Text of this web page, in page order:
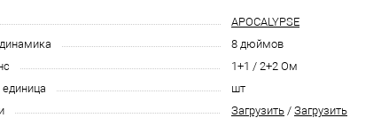
APOCALYPSE
8 дюймов
1+1 / 2+2 Ом
шт
Загрузить / Загрузить